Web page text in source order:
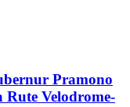
Pramono
Velodrome-